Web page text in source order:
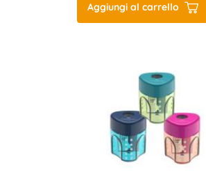
Aggiungi al carrello